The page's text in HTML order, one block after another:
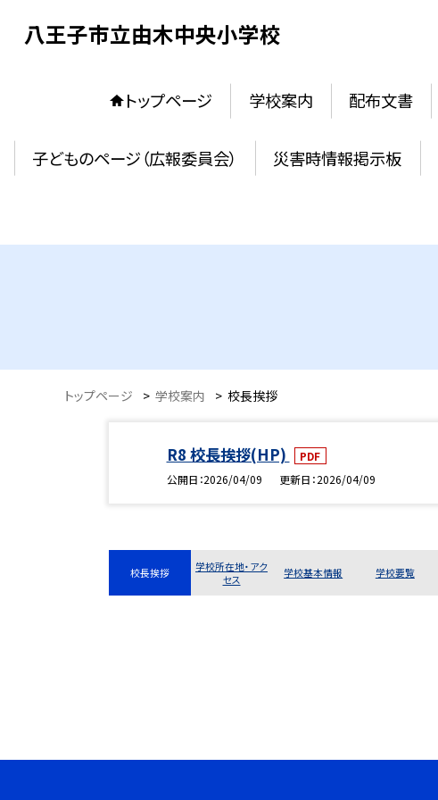
八王子市立由木中央小学校
トップページ 学校案内 配布文書
子どものページ（広報委員会） 災害時情報掲示板
トップページ > 学校案内 > 校長挨拶
R8 校長挨拶(HP)
PDF
公開日 2026/04/09 更新日 2026/04/09
校長挨拶
学校所在地・アク
セス
学校基本情報 学校要覧